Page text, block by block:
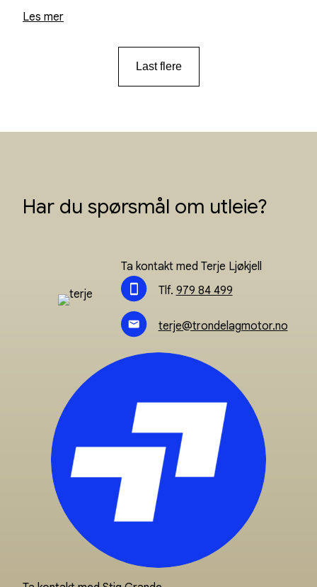
Les mer
Last flere
Har du spørsmål om utleie?
Ta kontakt med Terje Ljøkjell
Tlf. 979 84 499
terje@trondelagmotor.no